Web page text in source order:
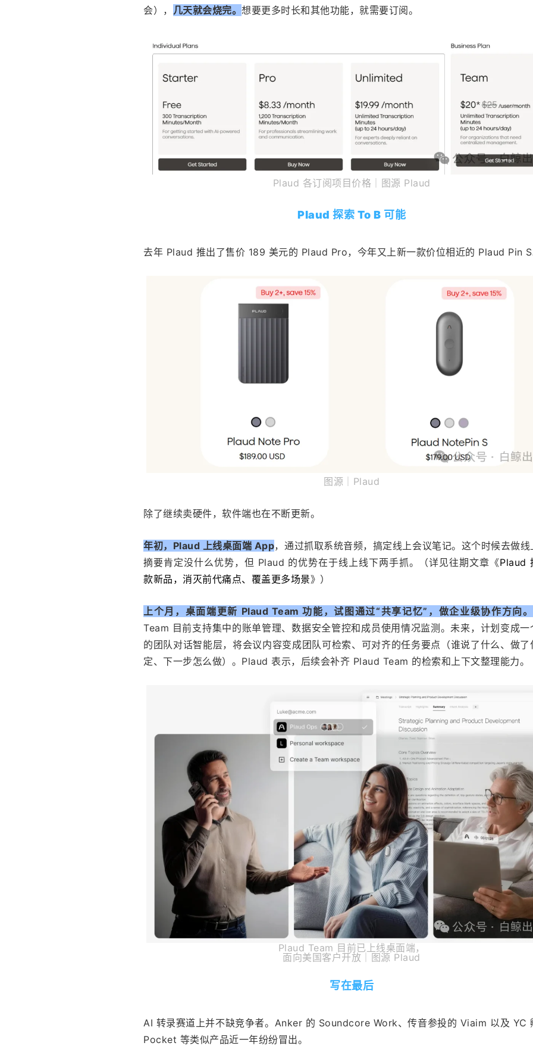
会），
几天就会烧完。 想要更多时长和其他功能，就需要订阅。
Plaud 各订阅项目价格｜图源 Plaud
Plaud 探索 To B 可能
去年 Plaud 推出了售价 189 美元的 Plaud Pro，今年又上新一款价位相近的 Plaud Pin
图源｜Plaud
除了继续卖硬件，软件端也在不断更新。
年初，Plaud 上线桌面端 App，通过抓取系统音频，搞定线上会议笔记。这个时候去做线
摘要肯定没什么优势，但 Plaud 的优势在于线上线下两手抓。（详见往期文章《Plaud
款新品，消灭前代痛点、覆盖更多场景》）
上个月，桌面端更新 Plaud Team 功能，试图通过“共享记忆”，做企业级协作方向。
Team 目前支持集中的账单管理、数据安全管控和成员使用情况监测。未来，计划变成一
的团队对话智能层，将会议内容变成团队可检索、可对齐的任务要点（谁说了什么、做了
定、下一步怎么做）。Plaud 表示，后续会补齐 Plaud Team 的检索和上下文整理能力。
Plaud Team 目前已上线桌面端，
面向美国客户开放｜图源 Plaud
写在最后
AI 转录赛道上并不缺竞争者。Anker 的 Soundcore Work、传音参投的 Viaim 以及 YC
Pocket 等类似产品近一年纷纷冒出。